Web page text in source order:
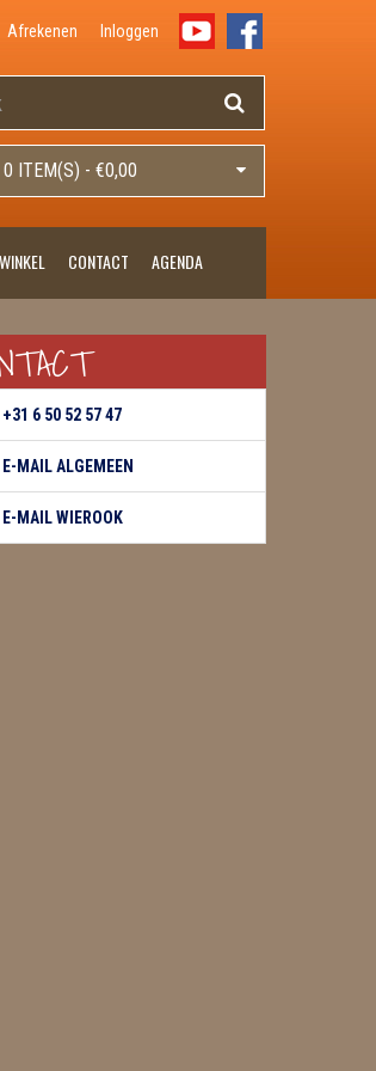
Afrekenen Inloggen
0 ITEM(S) - €0,00
WINKEL CONTACT AGENDA
+31 6 50 52 57 47
E-MAIL ALGEMEEN
E-MAIL WIEROOK